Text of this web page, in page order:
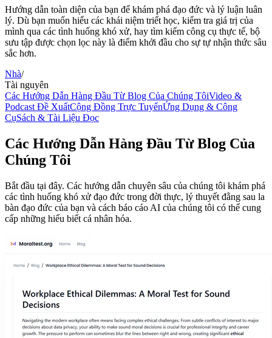
Hướng dẫn toàn diện của bạn để khám phá đạo đức và lý luận luân
lý. Dù bạn muốn hiểu các khái niệm triết học, kiểm tra giá trị của
mình qua các tình huống khó xử, hay tìm kiếm công cụ thực tế, bộ
sưu tập được chọn lọc này là điểm khởi đầu cho sự tự nhận thức sâu
sắc hơn.
Nhà/
Tài nguyên
Các Hướng Dẫn Hàng Đầu Từ Blog Của Chúng TôiVideo &
Podcast Đề XuấtCộng Đồng Trực TuyếnỨng Dụng & Công
CụSách & Tài Liệu Đọc
Các Hướng Dẫn Hàng Đầu Từ Blog Của
Chúng Tôi
Bắt đầu tại đây. Các hướng dẫn chuyên sâu của chúng tôi khám phá
các tình huống khó xử đạo đức trong đời thực, lý thuyết đằng sau la
bàn đạo đức của bạn và cách báo cáo AI của chúng tôi có thể cung
cấp những hiểu biết cá nhân hóa.